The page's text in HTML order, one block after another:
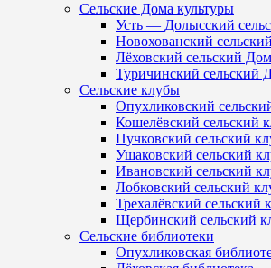
Сельские Дома культуры
Усть — Долысский
Новохованский
Лёховский сельский
Туричинский сельский
Сельские клубы
Опухликовский
Кошелёвский сельский
Пучковский сельский
Ушаковский сельский
Ивановский сельский
Лобковский сельский
Трехалёвский сельский
Щербинский сельский
Сельские библиотеки
Опухликовская